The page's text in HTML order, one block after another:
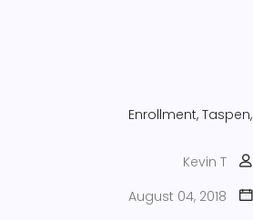
Enrollment, Taspen,
Kevin T
August 04, 2018